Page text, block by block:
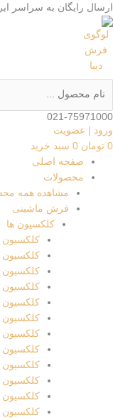
پرش
به
محتوا
ارسال رایگان به سراسر
جستجو
...
021-75971000
ورود | عضویت
0 تومان 0 سبد خرید
صفحه اصلی
محصولات
مشاهده همه
فرش ماشینی
کلکسیون ها
کلکسیون FAKHAR
کلکسیون EMMA
کلکسیون MT
کلکسیون SILK
کلکسیون SOL
کلکسیون ROSE
کلکسیون ANNA
کلکسیون BELLE
کلکسیون DF
کلکسیون AF
کلکسیون C
کلکسیون D
جستجو
...
فرش
ماشینی
کد
FAKHAR131
عدد